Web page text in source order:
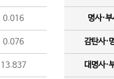
0.016
0.076
13.837
명사·
감탄사·
대명사·